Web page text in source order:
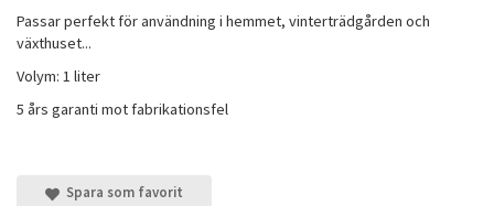
Passar perfekt för användning i hemmet, vinterträdgården och
växthuset...
Volym: 1 liter
5 års garanti mot fabrikationsfel
Spara som favorit